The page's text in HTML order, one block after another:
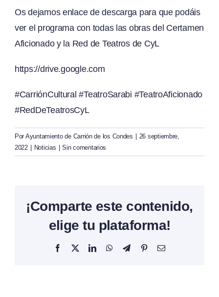
Os dejamos enlace de descarga para que podáis
ver el programa con todas las obras del Certamen
Aficionado y la Red de Teatros de CyL
https://drive.google.com
#CarriónCultural #TeatroSarabi #TeatroAficionado
#RedDeTeatrosCyL
Por Ayuntamiento de Carrión de los Condes
26 septiembre,
2022
Noticias Sin comentarios
¡Comparte este contenido,
elige tu plataforma!
Facebook
X LinkedInWhatsAppTelegramPinterestCorreo